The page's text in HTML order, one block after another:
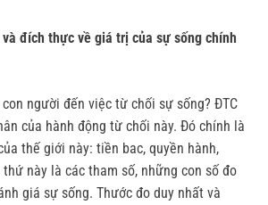
đích thực về giá trị của sự sống chính
người đến việc từ chối sự sống? ĐTC
của hành động từ chối này. Đó chính là
thế giới này: tiền bac, quyền hành,
này là các tham số, những con số đo
giá sự sống. Thước đo duy nhất và